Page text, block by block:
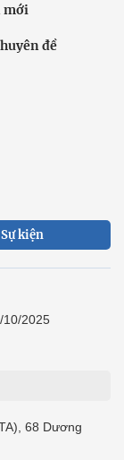
mới
đề
Sự kiện
10/2025
68 Dương